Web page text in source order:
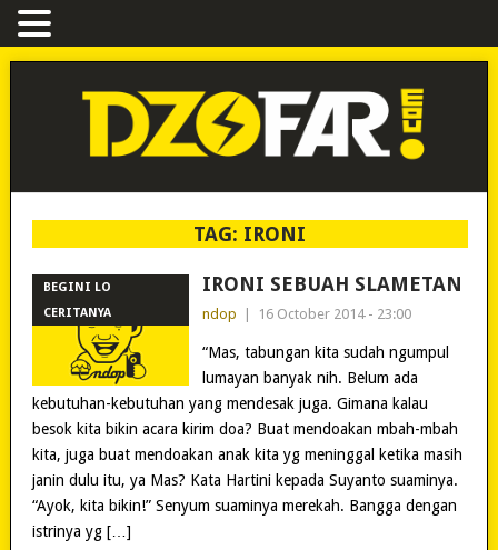
TAG: IRONI
BEGINI LO
CERITANYA
IRONI SEBUAH SLAMETAN
ndop 16 October 2014 - 23:00
“Mas, tabungan kita sudah ngumpul
lumayan banyak nih. Belum ada
kebutuhan-kebutuhan yang mendesak juga. Gimana kalau
besok kita bikin acara kirim doa? Buat mendoakan mbah-mbah
kita, juga buat mendoakan anak kita yg meninggal ketika masih
janin dulu itu, ya Mas? Kata Hartini kepada Suyanto suaminya.
“Ayok, kita bikin!” Senyum suaminya merekah. Bangga dengan
istrinya yg […]